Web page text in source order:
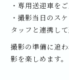
・専用送迎車を
・撮影当日のス
タッフと連携し
撮影の準備に追
影を楽しめます。